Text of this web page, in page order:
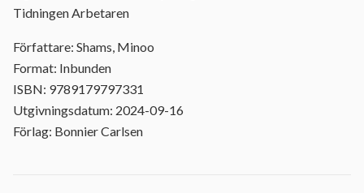
Tidningen Arbetaren
Författare: Shams, Minoo
Format: Inbunden
ISBN: 9789179797331
Utgivningsdatum: 2024-09-16
Förlag: Bonnier Carlsen